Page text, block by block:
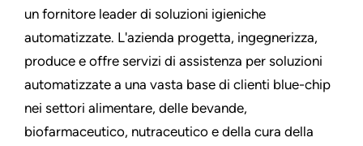
un fornitore leader di soluzioni igieniche
automatizzate. L'azienda progetta, ingegnerizza,
produce e offre servizi di assistenza per soluzioni
automatizzate a una vasta base di clienti blue-chip
nei settori alimentare, delle bevande,
biofarmaceutico, nutraceutico e della cura della